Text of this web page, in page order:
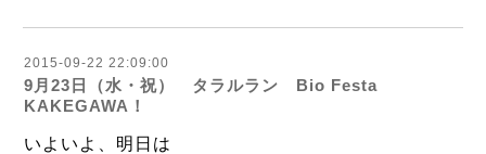
2015-09-22 22:09:00
9月23日（水・祝） タラルラン Bio Festa
KAKEGAWA！
いよいよ、明日は